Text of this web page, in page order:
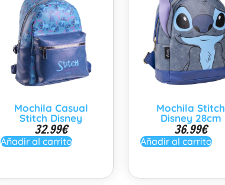
Mochila Casual
Stitch Disney
32.99€
Añadir al carrito
Mochila Stitch
Disney 28cm
36.99€
Añadir al carrito